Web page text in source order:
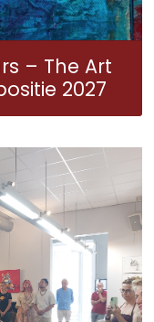
– The Art
2027